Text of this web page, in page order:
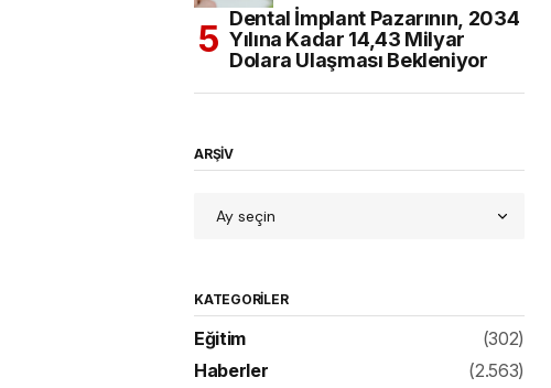
Dental İmplant Pazarının, 2034
Yılına Kadar 14,43 Milyar
Dolara Ulaşması Bekleniyor
ARŞİV
KATEGORILER
Eğitim
(302)
Haberler
(2.563)